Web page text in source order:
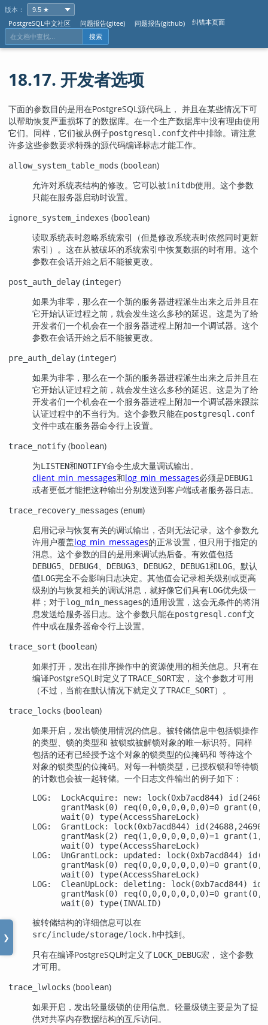
版本：
PostgreSQL中文社区
问题报告(gitee) 问题报告(github) 纠错本页面
搜索
❯
18.17. 开发者选项
下面的参数目的是用在PostgreSQL 源代码上， 并且在某些情况下可
以帮助恢复严重损坏了的数据库。在一个生产数据库中没有理由使用
它们。同样，它们被从例子postgresql.conf文件中排除。请注意
许多这些参数要求特殊的源代码编译标志才能工作。
allow_system_table_mods (boolean)
允许对系统表结构的修改。它可以被initdb使用。这个参数
只能在服务器启动时设置。
ignore_system_indexes (boolean)
读取系统表时忽略系统索引（但是修改系统表时依然同时更新
索引）。这在从被破坏的系统索引中恢复数据的时有用。这个
参数在会话开始之后不能被更改。
post_auth_delay (integer)
如果为非零，那么在一个新的服务器进程派生出来之后并且在
它开始认证过程之前，就会发生这么多秒的延迟。这是为了给
开发者们一个机会在一个服务器进程上附加一个调试器。这个
参数在会话开始之后不能被更改。
pre_auth_delay (integer)
如果为非零，那么在一个新的服务器进程派生出来之后并且在
它开始认证过程之前，就会发生这么多秒的延迟。这是为了给
开发者们一个机会在一个服务器进程上附加一个调试器来跟踪
认证过程中的不当行为。这个参数只能在postgresql.conf
文件中或在服务器命令行上设置。
trace_notify (boolean)
为LISTEN和NOTIFY命令生成大量调试输出。
client_min_messages和log_min_messages必须是DEBUG1
或者更低才能把这种输出分别发送到客户端或者服务器日志。
trace_recovery_messages (enum)
启用记录与恢复有关的调试输出，否则无法记录。这个参数允
许用户覆盖log_min_messages的正常设置，但只用于指定的
消息。这个参数的目的是用来调试热后备。有效值包括
DEBUG5 DEBUG4 DEBUG3 DEBUG2 DEBUG1和LOG。默认
值LOG完全不会影响日志决定。其他值会记录相关级别或更高
级别的与恢复相关的调试消息，就好像它们具有LOG优先级一
样；对于log_min_messages的通用设置，这会无条件的将消
息发送给服务器日志。这个参数只能在postgresql.conf文
件中或在服务器命令行上设置。
trace_sort (boolean)
如果打开，发出在排序操作中的资源使用的相关信息。只有在
编译PostgreSQL 时定义了TRACE_SORT宏， 这个参数才可用
（不过，当前在默认情况下就定义了TRACE_SORT）。
trace_locks (boolean)
如果开启，发出锁使用情况的信息。被转储信息中包括锁操作
的类型、锁的类型和 被锁或被解锁对象的唯一标识符。同样
包括的还有已经授予这个对象的锁类型的位掩码和 等待这个
对象的锁类型的位掩码。对每一种锁类型，已授权锁和等待锁
的计数也会被一起转储。一个日志文件输出的例子如下：
LOG:  LockAcquire: new: lock(0xb7acd844)
grantMask(0) req(0,0,0,0,0,0,0)=0
      wait(0) type(AccessShareLock)
LOG:  GrantLock: lock(0xb7acd844)
grantMask(2) req(1,0,0,0,0,0,0)=1
      wait(0) type(AccessShareLock)
LOG:  UnGrantLock: updated: lock(0xb7acd844)
grantMask(0) req(0,0,0,0,0,0,0)=0
      wait(0) type(AccessShareLock)
LOG:  CleanUpLock: deleting: lock(0xb7acd844)
grantMask(0) req(0,0,0,0,0,0,0)=0
      wait(0) type(INVALID)
被转储结构的详细信息可以在
src/include/storage/lock.h中找到。
只有在编译PostgreSQL 时定义了LOCK_DEBUG宏， 这个参数
才可用。
trace_lwlocks (boolean)
如果开启，发出轻量级锁的使用信息。轻量级锁主要是为了提
供对共享内存数据结构的互斥访问。